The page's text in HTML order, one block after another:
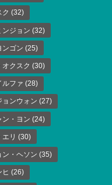
ク (32)
ンジョン (32)
ンゴン (25)
オクスク (30)
ルファ (28)
ョンウォン (27)
ン・ヨン (24)
リ (30)
ン・ヘソン (35)
ヒ (26)